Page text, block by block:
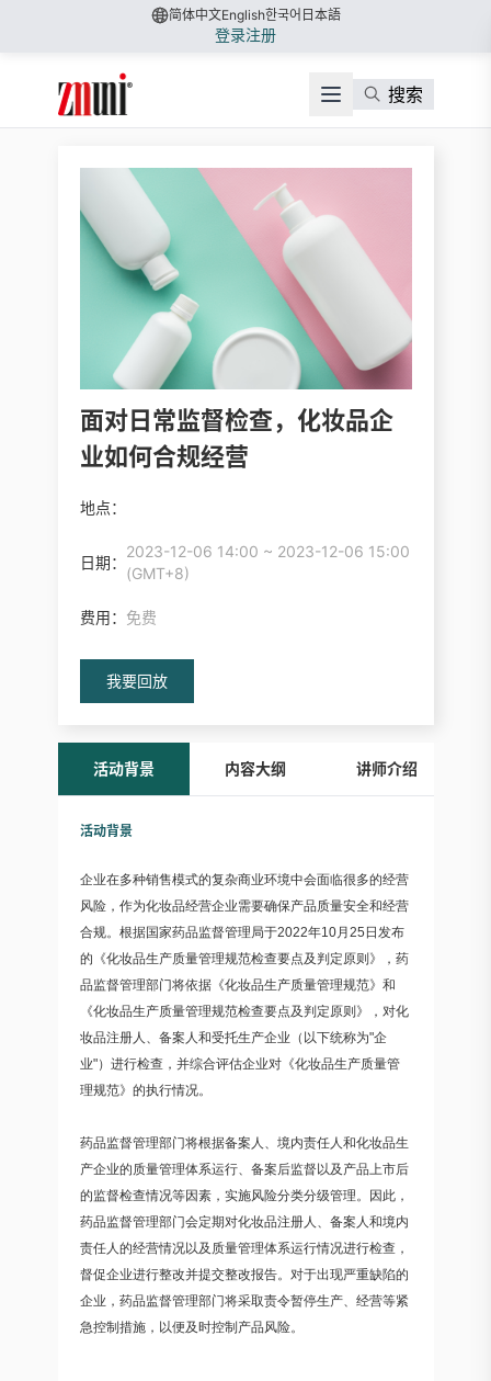
简体中文English한국어 日本語
登录注册
搜索
面对日常监督检查，化妆品企
业如何合规经营
地点：
日期：
2023-12-06 14:00 ~ 2023-12-06 15:00
(GMT+8)
费用： 免费
我要回放
活动背景 内容大纲 讲师介绍
活动背景
企业在多种销售模式的复杂商业环境中会面临很多的经营
风险，作为化妆品经营企业需要确保产品质量安全和经营
合规。根据国家药品监督管理局于2022年10月25日发布
的《化妆品生产质量管理规范检查要点及判定原则》，药
品监督管理部门将依据《化妆品生产质量管理规范》和
《化妆品生产质量管理规范检查要点及判定原则》，对化
妆品注册人、备案人和受托生产企业（以下统称为"企
业"）进行检查，并综合评估企业对《化妆品生产质量管
理规范》的执行情况。
药品监督管理部门将根据备案人、境内责任人和化妆品生
产企业的质量管理体系运行、备案后监督以及产品上市后
的监督检查情况等因素，实施风险分类分级管理。因此，
药品监督管理部门会定期对化妆品注册人、备案人和境内
责任人的经营情况以及质量管理体系运行情况进行检查，
督促企业进行整改并提交整改报告。对于出现严重缺陷的
企业，药品监督管理部门将采取责令暂停生产、经营等紧
急控制措施，以便及时控制产品风险。